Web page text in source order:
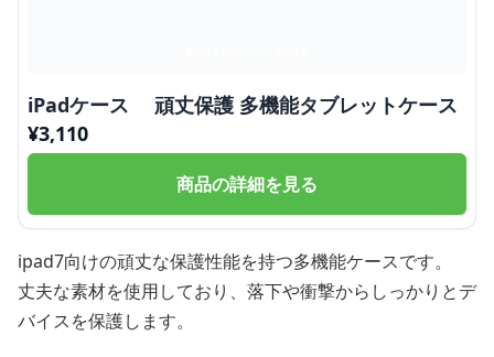
iPadケース 頑丈保護 多機能タブレットケース
¥3,110
商品の詳細を見る
ipad7向けの頑丈な保護性能を持つ多機能ケースです。
丈夫な素材を使用しており、落下や衝撃からしっかりとデ
バイスを保護します。